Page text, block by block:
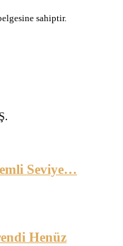
sahiptir.
Seviye…
Henüz